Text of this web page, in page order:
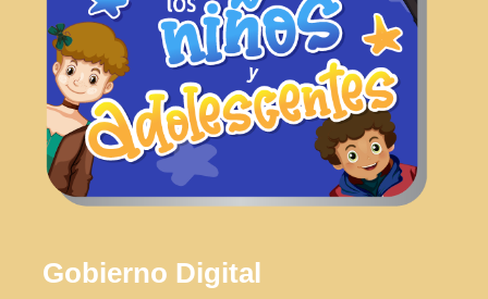
Gobierno Digital